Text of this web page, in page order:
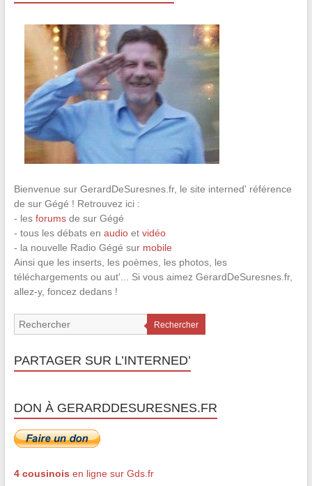
Bienvenue sur GerardDeSuresnes.fr, le site interned' référence
de sur Gégé ! Retrouvez ici :
- les forumsde sur Gégé
- tous les débats en audioet vidéo
- la nouvelle Radio Gégé sur mobile
Ainsi que les inserts, les poèmes, les photos, les
téléchargements ou aut'... Si vous aimez GerardDeSuresnes.fr,
allez-y, foncez dedans !
Rechercher
PARTAGER SUR L’INTERNED’
DON À GERARDDESURESNES.FR
4 cousinois en ligne sur Gds.fr